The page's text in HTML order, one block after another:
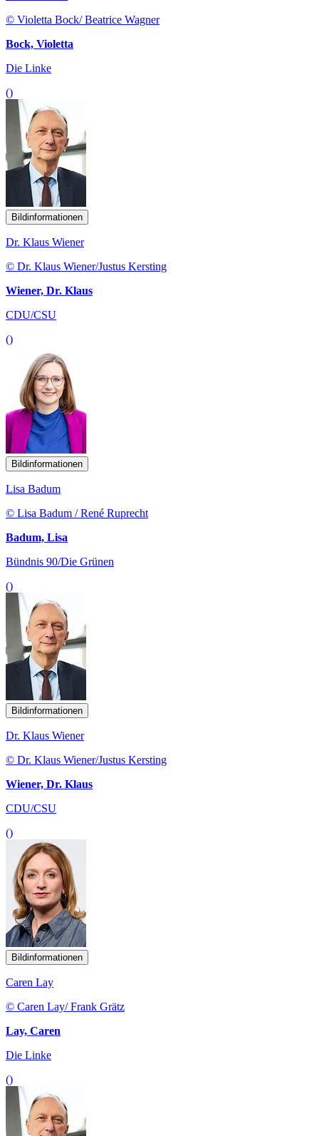
© Violetta Bock/ Beatrice Wagner
Bock, Violetta
Die Linke
()
Bildinformationen
Dr. Klaus Wiener
© Dr. Klaus Wiener/Justus Kersting
Wiener, Dr. Klaus
CDU/CSU
()
Bildinformationen
Lisa Badum
© Lisa Badum / René Ruprecht
Badum, Lisa
Bündnis 90/Die Grünen
()
Bildinformationen
Dr. Klaus Wiener
© Dr. Klaus Wiener/Justus Kersting
Wiener, Dr. Klaus
CDU/CSU
()
Bildinformationen
Caren Lay
© Caren Lay/ Frank Grätz
Lay, Caren
Die Linke
()